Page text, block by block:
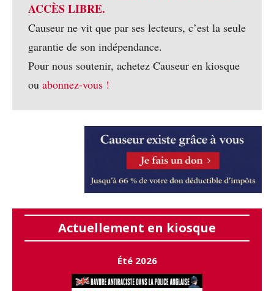
ACCÈS LIBRE.
Causeur ne vit que par ses lecteurs, c’est la seule
garantie de son indépendance.
Pour nous soutenir, achetez Causeur en kiosque
ou abonnez-vous !
Actuellement en kiosque
Été 2026